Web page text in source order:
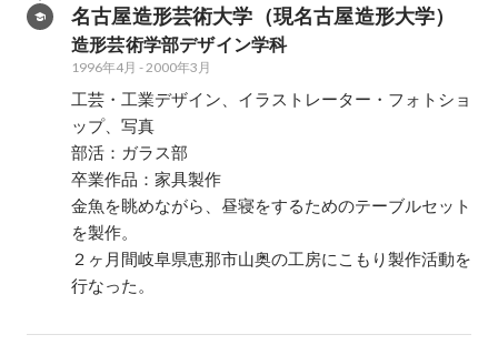
名古屋造形芸術大学（現名古屋造形大学）
造形芸術学部デザイン学科
1996年4月 - 2000年3月
工芸・工業デザイン、イラストレーター・フォトショ
ップ、写真
部活：ガラス部
卒業作品：家具製作
金魚を眺めながら、昼寝をするためのテーブルセット
を製作。
２ヶ月間岐阜県恵那市山奥の工房にこもり製作活動を